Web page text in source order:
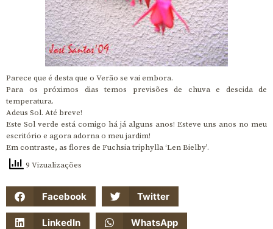
Parece que é desta que o Verão se vai embora.
Para os próximos dias temos previsões de chuva e descida de
temperatura.
Adeus Sol. Até breve!
Este Sol verde está comigo há já alguns anos! Esteve uns anos no meu
escritório e agora adorna o meu jardim!
Em contraste, as flores de Fuchsia triphylla ‘Len Bielby’.
9 Vizualizações
Facebook Twitter
LinkedIn WhatsApp